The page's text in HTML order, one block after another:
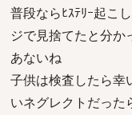
普段ならﾋｽﾃﾘｰ起こ
ジで見捨てたと分か
あないね
子供は検査したら幸
いネグレクトだった